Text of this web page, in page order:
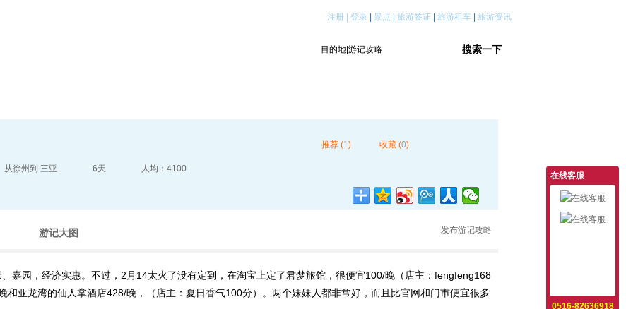
注册 登录 景点 旅游签证 旅游租车 旅游资讯
推荐 (1) 收藏 (0)
从徐州到 三亚 6天 人均：4100
游记大图 发布游记攻略
嘉园，经济实惠。不过，2月14太火了没有定到，在淘宝上定了君梦旅馆，很便宜100/晚（店主：fengfeng168
和亚龙湾的仙人掌酒店428/晚，（店主：夏日香气100分）。两个妹妹人都非常好，而且比官网和门市便宜很多
在线客服
0516-82636918